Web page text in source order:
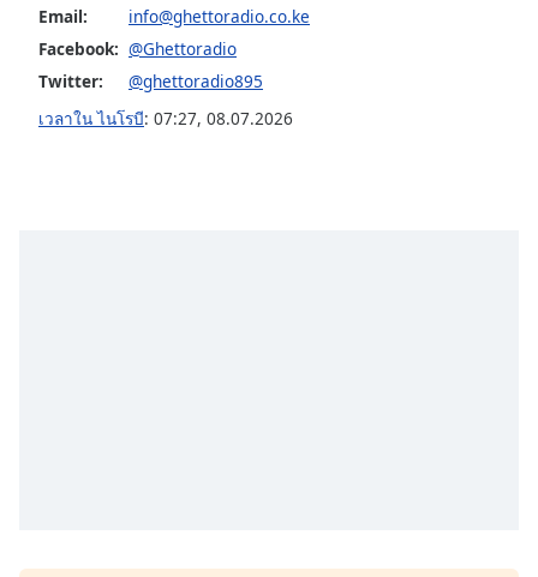
Opacity
Area
Family
Email:
info@ghettoradio.co.ke
Facebook: @Ghettoradio
Twitter:
@ghettoradio895
เวลาใน ไนโรบี: 07:27, 08.07.2026